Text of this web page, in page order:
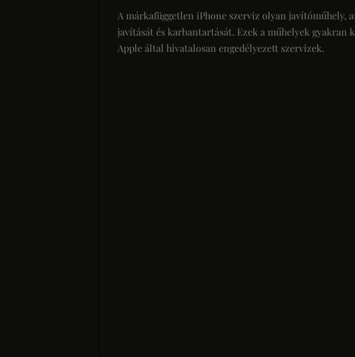
A márkafüggetlen iPhone szerviz olyan javítóműhely,
javítását és karbantartását. Ezek a műhelyek
Apple által hivatalosan engedélyezett szervizek.